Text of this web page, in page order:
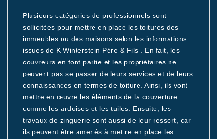
Plusieurs catégories de professionnels sont
sollicitées pour mettre en place les toitures des
immeubles ou des maisons selon les informations
issues de K.Winterstein Père & Fils . En fait, les
couvreurs en font partie et les propriétaires ne
peuvent pas se passer de leurs services et de leurs
connaissances en termes de toiture. Ainsi, ils vont
mettre en œuvre les éléments de la couverture
comme les ardoises et les tuiles. Ensuite, les
travaux de zinguerie sont aussi de leur ressort, car
ils peuvent être amenés à mettre en place les